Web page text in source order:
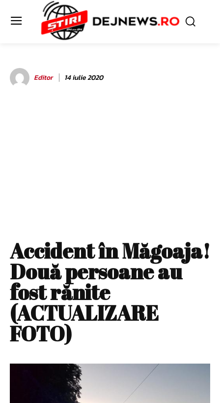
Editor 14 iulie 2020
Accident în Măgoaja!
Două persoane au
fost rănite
(ACTUALIZARE
FOTO)